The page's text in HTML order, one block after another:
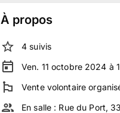
À propos
4 suivis
Ven. 11 octobre 2024 à
Vente volontaire
En salle : Rue du Port,